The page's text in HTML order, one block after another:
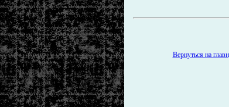
Вернуться на